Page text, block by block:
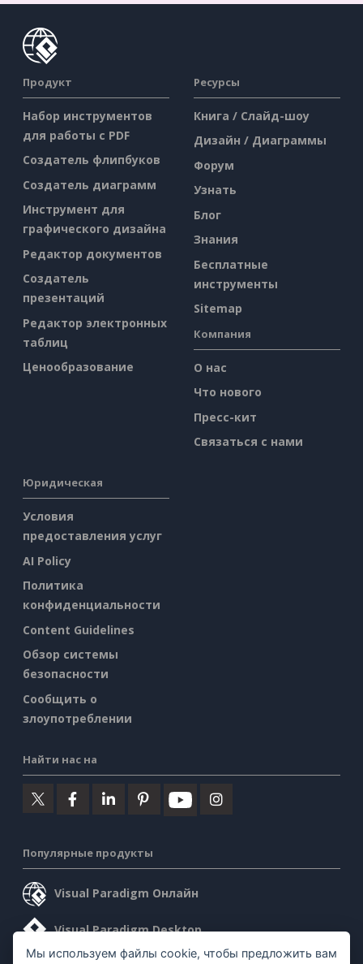
Продукт
Набор инструментов
для работы с PDF
Создатель флипбуков
Создатель диаграмм
Инструмент для
графического дизайна
Редактор документов
Создатель
презентаций
Редактор электронных
таблиц
Ценообразование
Ресурсы
Книга / Слайд-шоу
Дизайн / Диаграммы
Форум
Узнать
Блог
Знания
Бесплатные
инструменты
Sitemap
Компания
О нас
Что нового
Пресс-кит
Связаться с нами
Юридическая
Условия
предоставления услуг
AI Policy
Политика
конфиденциальности
Content Guidelines
Обзор системы
безопасности
Сообщить о
злоупотреблении
Найти нас на
Популярные продукты
Visual Paradigm Онлайн
Visual Paradigm Desktop
Мы используем файлы cookie, чтобы предложить вам